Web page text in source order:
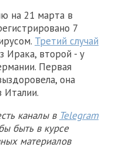
на 21 марта в
7
Третий случай
Ирака, второй - у
Первая
она
Италии.
каналы в Telegram
быть в курсе
материалов